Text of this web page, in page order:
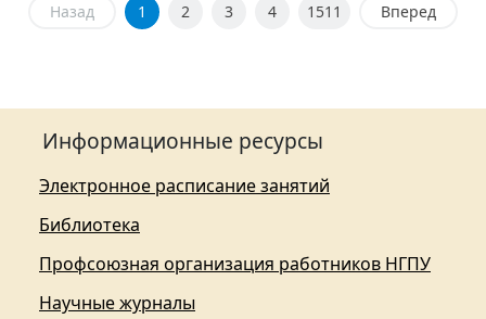
Назад 1 2 3 4 1511 Вперед
Информационные ресурсы
Электронное расписание занятий
Библиотека
Профсоюзная организация работников НГПУ
Научные журналы